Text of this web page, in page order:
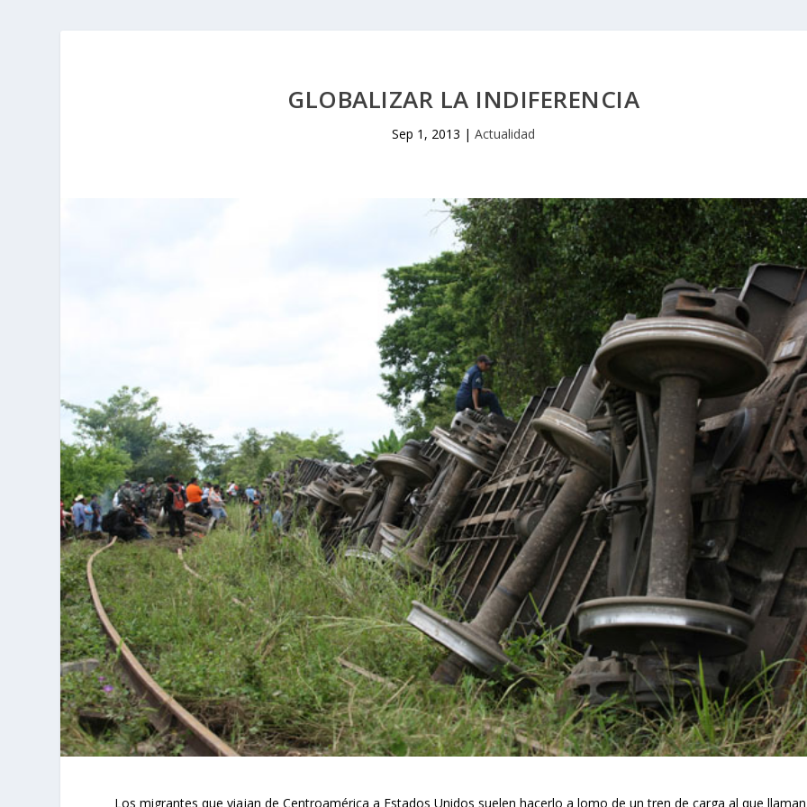
GLOBALIZAR LA INDIFERENCIA
Sep 1, 2013 |Actualidad
Los migrantes que viajan de Centroamérica a Estados Unidos suelen hacerlo a lomo de un tren de carga al que llaman